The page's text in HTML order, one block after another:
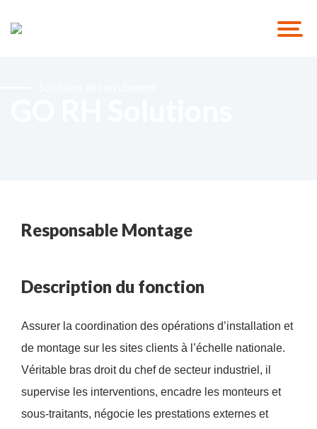
Responsable Montage
Description du fonction
Assurer la coordination des opérations d’installation et
de montage sur les sites clients à l’échelle nationale.
Véritable bras droit du chef de secteur industriel, il
supervise les interventions, encadre les monteurs et
sous-traitants, négocie les prestations externes et